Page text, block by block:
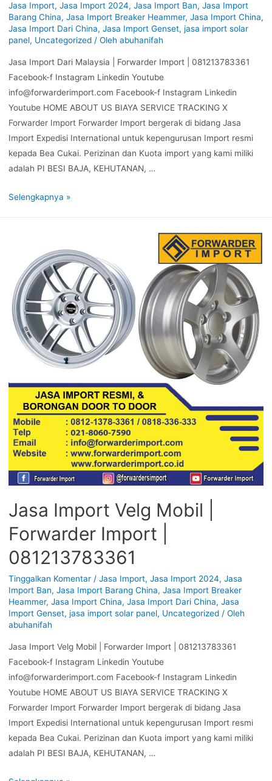
Jasa Import, Jasa Import 2024, Jasa Import Ban, Jasa Import
Barang China, Jasa Import Breaker Heammer, Jasa Import China,
Jasa Import Dari China, Jasa Import Genset, jasa import solar
panel, Uncategorized/ Oleh abuhanifah
Jasa Import Dari Malaysia | Forwarder Import | 081213783361
Facebook-f Instagram Linkedin Youtube
info@forwarderimport.com Facebook-f Instagram Linkedin
Youtube HOME ABOUT US BIAYA SERVICE TRACKING X
Forwarder Import Forwarder Import bergerak di bidang Jasa
Import Expedisi International untuk kepengurusan Import resmi
kepada Bea Cukai. Perizinan dan Kuota import yang kami miliki
adalah PI BESI BAJA, KEHUTANAN, …
Selengkapnya »
Jasa Import Velg Mobil |
Forwarder Import |
081213783361
Tinggalkan Komentar / Jasa Import, Jasa Import 2024, Jasa
Import Ban, Jasa Import Barang China, Jasa Import Breaker
Heammer, Jasa Import China, Jasa Import Dari China, Jasa
Import Genset, jasa import solar panel, Uncategorized/ Oleh
abuhanifah
Jasa Import Velg Mobil | Forwarder Import | 081213783361
Facebook-f Instagram Linkedin Youtube
info@forwarderimport.com Facebook-f Instagram Linkedin
Youtube HOME ABOUT US BIAYA SERVICE TRACKING X
Forwarder Import Forwarder Import bergerak di bidang Jasa
Import Expedisi International untuk kepengurusan Import resmi
kepada Bea Cukai. Perizinan dan Kuota import yang kami miliki
adalah PI BESI BAJA, KEHUTANAN, …